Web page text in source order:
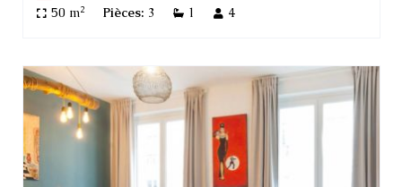
50 m2 Pièces: 3 1 4